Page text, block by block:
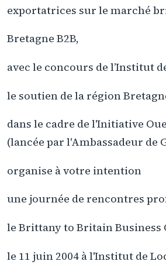
exportatrices sur le marché
Bretagne B2B,
avec le concours de l’Institut
le soutien de la région
dans le cadre de l'Initiative
(lancée par l'Ambassadeur de
organise à votre intention
une journée de rencontres
le Brittany to Britain Business
le 11 juin 2004 à l'Institut de